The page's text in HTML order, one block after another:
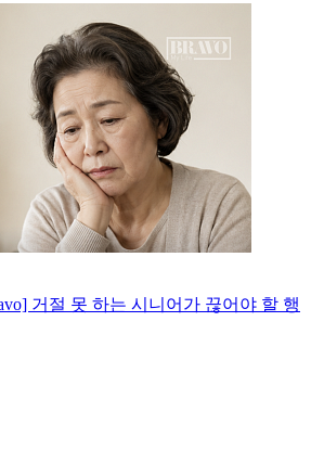
거절 못 하는 시니어가 끊어야 할 행